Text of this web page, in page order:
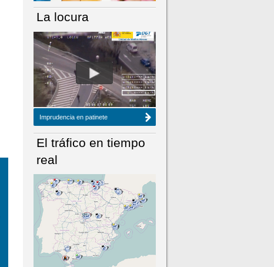
NÚMERO ACTUAL HEMEROTECA
La locura
Imprudencia en patinete
El tráfico en tiempo
real